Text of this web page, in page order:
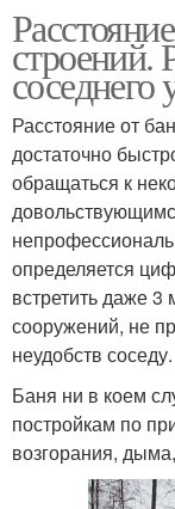
строений.
Расстояние от
достаточно
обращаться к
определяется
встретить даже 3
сооружений, не
неудобств соседу.
Баня ни в коем
постройкам по
возгорания,